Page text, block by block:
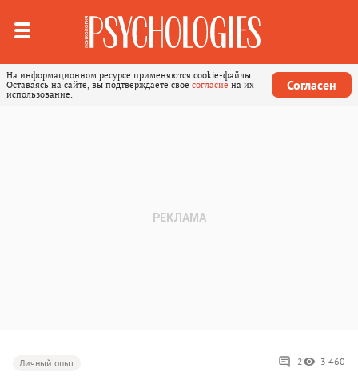
На информационном ресурсе применяются cookie-файлы.
Оставаясь на сайте, вы подтверждаете свое согласие на их
использование.
Согласен
Личный опыт 2 3 460